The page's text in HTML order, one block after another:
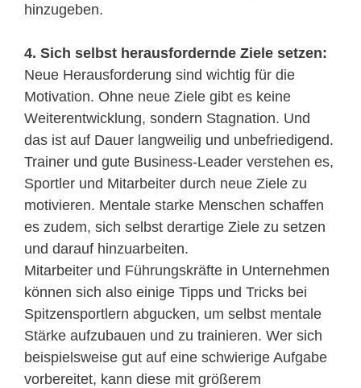
hinzugeben.
4. Sich selbst herausfordernde Ziele setzen:
Neue Herausforderung sind wichtig für die
Motivation. Ohne neue Ziele gibt es keine
Weiterentwicklung, sondern Stagnation. Und
das ist auf Dauer langweilig und unbefriedigend.
Trainer und gute Business-Leader verstehen es,
Sportler und Mitarbeiter durch neue Ziele zu
motivieren. Mentale starke Menschen schaffen
es zudem, sich selbst derartige Ziele zu setzen
und darauf hinzuarbeiten.
Mitarbeiter und Führungskräfte in Unternehmen
können sich also einige Tipps und Tricks bei
Spitzensportlern abgucken, um selbst mentale
Stärke aufzubauen und zu trainieren. Wer sich
beispielsweise gut auf eine schwierige Aufgabe
vorbereitet, kann diese mit größerem